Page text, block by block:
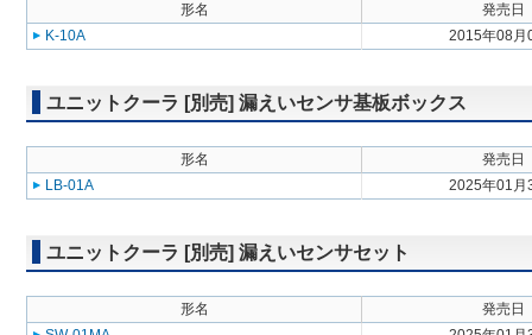
形名
発売日
K-10A
2015年08月
ユニットクーラ [別売] 漏えいセンサ基板ボックス
形名
発売日
LB-01A
2025年01月
ユニットクーラ [別売] 漏えいセンサセット
形名
発売日